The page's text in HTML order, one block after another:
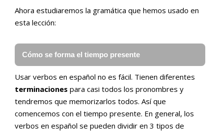
Ahora estudiaremos la gramática que hemos usado en
esta lección:
Cómo se forma el tiempo presente
Usar verbos en español no es fácil. Tienen diferentes
terminaciones para casi todos los pronombres y
tendremos que memorizarlos todos. Así que
comencemos con el tiempo presente. En general, los
verbos en español se pueden dividir en 3 tipos de